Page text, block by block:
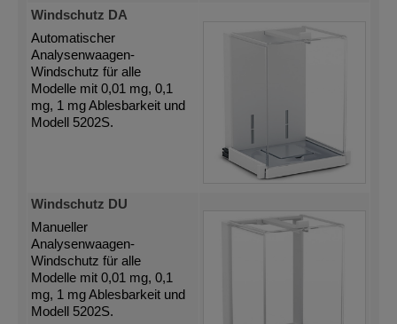
Windschutz DA
Automatischer
Analysenwaagen-
Windschutz für alle
Modelle mit 0,01 mg, 0,1
mg, 1 mg Ablesbarkeit und
Modell 5202S.
Windschutz DU
Manueller
Analysenwaagen-
Windschutz für alle
Modelle mit 0,01 mg, 0,1
mg, 1 mg Ablesbarkeit und
Modell 5202S.